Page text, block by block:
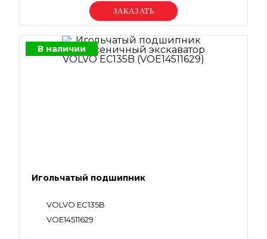
Уточняйте цену
В наличии
Игольчатый подшипник
VOLVO EC135B
VOE14511629